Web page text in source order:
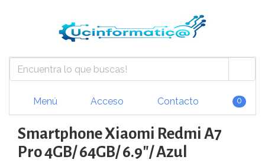
Menú Acceso Contacto 0
Smartphone Xiaomi Redmi A7
Pro 4GB/ 64GB/ 6.9"/ Azul